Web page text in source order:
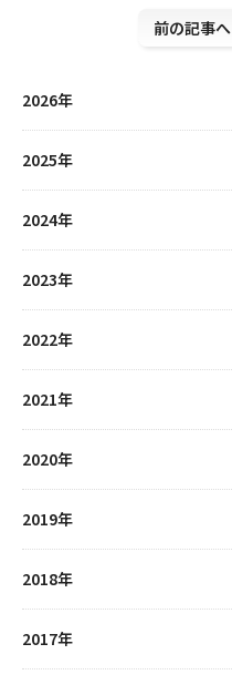
2026年
2025年
2024年
2023年
2022年
2021年
2020年
2019年
2018年
2017年
前の記事へ